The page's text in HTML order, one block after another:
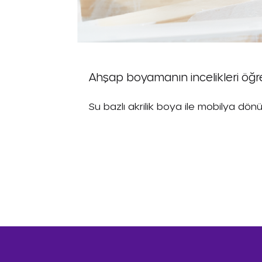
Ahşap boyamanın incelikleri
Su bazlı akrilik boya ile mobilya